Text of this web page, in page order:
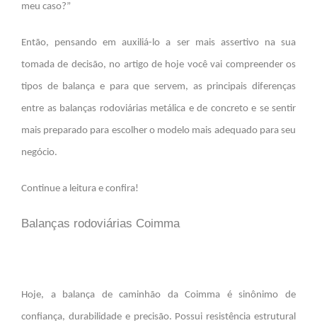
meu caso?”
Então, pensando em auxiliá-lo a ser mais assertivo na sua
tomada de decisão, no artigo de hoje você vai compreender os
tipos de balança e para que servem, as principais diferenças
entre as balanças rodoviárias metálica e de concreto e se sentir
mais preparado para escolher o modelo mais adequado para seu
negócio.
Continue a leitura e confira!
Balanças rodoviárias Coimma
Hoje, a balança de caminhão daCoimma é sinônimo de
confiança, durabilidade e precisão. Possui resistência estrutural